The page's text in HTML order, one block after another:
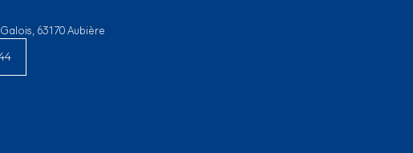
63170 Aubière